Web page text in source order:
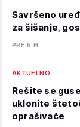
Savršeno
za šišanje,
PRE 5 H
AKTUELNO
Rešite se
uklonite
oprašivače